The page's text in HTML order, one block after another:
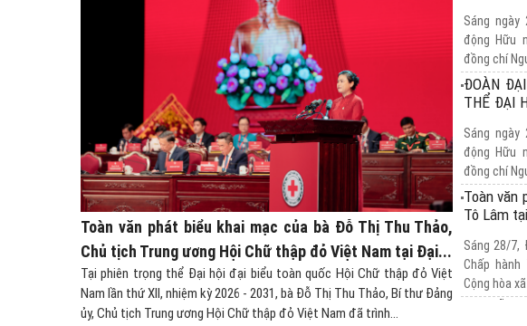
Toàn văn phát biểu khai mạc của bà Đỗ Thị Thu Thảo,
Chủ tịch Trung ương Hội Chữ thập đỏ Việt Nam tại Đại...
Tại phiên trọng thể Đại hội đại biểu toàn quốc Hội Chữ thập đỏ Việt
Nam lần thứ XII, nhiệm kỳ 2026 - 2031, bà Đỗ Thị Thu Thảo, Bí thư Đảng
ủy, Chủ tịch Trung ương Hội Chữ thập đỏ Việt Nam đã trình...
Sáng ngày
động Hữu
đồng chí
ĐOÀN
THỂ ĐẠI
Sáng ngày
động Hữu
đồng chí
Toàn văn
Tô Lâm
Sáng 28/7,
Chấp
Cộng hòa